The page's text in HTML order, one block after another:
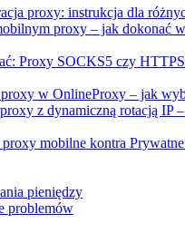
proxy: instrukcja dla
proxy – jak dokonać
Proxy SOCKS5 czy
w OnlineProxy – jak
z dynamiczną rotacją IP
mobilne kontra
pieniędzy
problemów